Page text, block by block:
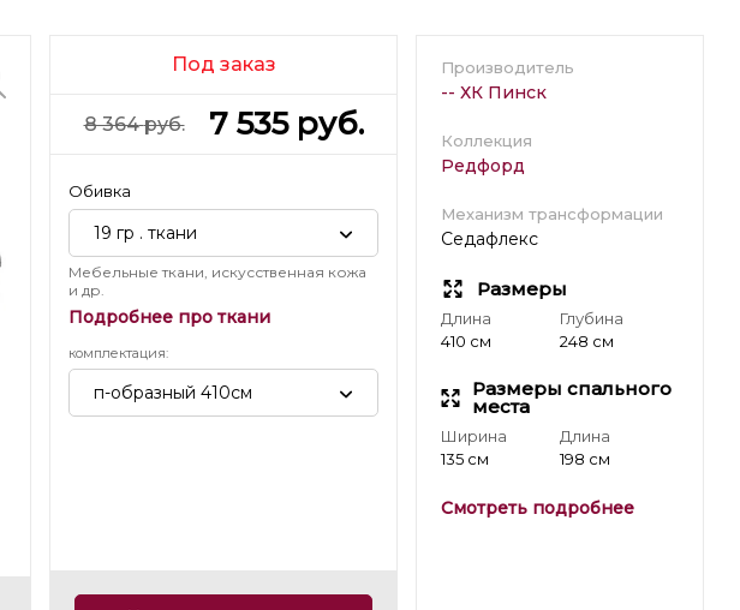
Под заказ
8 364 руб. 7 535 руб.
Обивка
19 гр . ткани
Мебельные ткани, искусственная кожа
и др.
Подробнее про ткани
комплектация:
п-образный 410см
Производитель
-- ХК Пинск
Коллекция
Редфорд
Механизм трансформации
Седафлекс
Размеры
Длина
410 см
Глубина
248 см
Размеры спального
места
Ширина
135 см
Длина
198 см
Смотреть подробнее